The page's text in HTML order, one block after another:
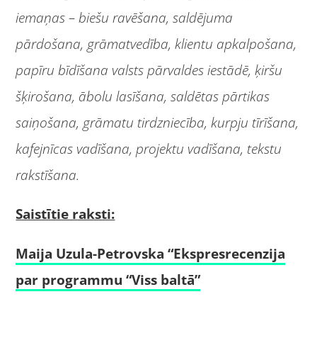
iemaņas – biešu ravēšana, saldējuma
pārdošana, grāmatvedība, klientu apkalpošana,
papīru bīdīšana valsts pārvaldes iestādē, ķiršu
šķirošana, ābolu lasīšana, saldētas pārtikas
saiņošana, grāmatu tirdzniecība, kurpju tīrīšana,
kafejnīcas vadīšana, projektu vadīšana, tekstu
rakstīšana.
Saistītie raksti:
Maija Uzula-Petrovska “Ekspresrecenzija
par programmu “Viss baltā”